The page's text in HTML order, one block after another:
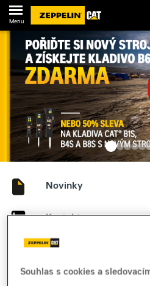
Menu
Novinky
Kontakty
Souhlas s cookies a